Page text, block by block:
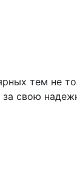
тем не
свою